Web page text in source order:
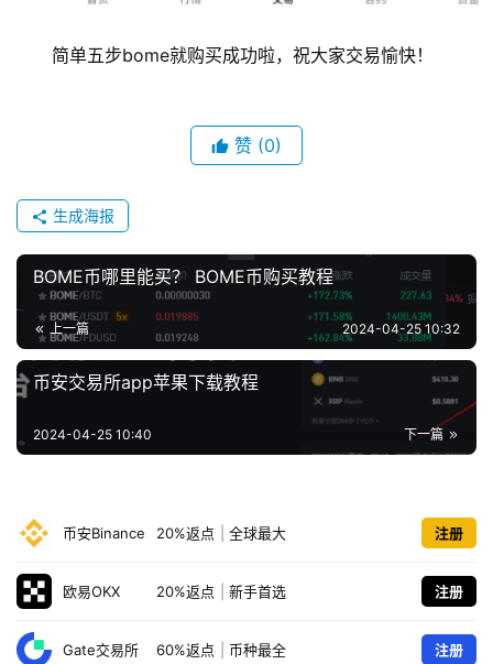
简单五步bome就购买成功啦，祝大家交易愉快！
赞 (0)
生成海报
BOME币哪里能买？ BOME币购买教程
上一篇 2024-04-25 10:32
币安交易所app苹果下载教程
下一篇
2024-04-25 10:40
币安Binance 20%返点 全球最大 注册
欧易OKX 20%返点 新手首选 注册
Gate交易所 60%返点 币种最全 注册